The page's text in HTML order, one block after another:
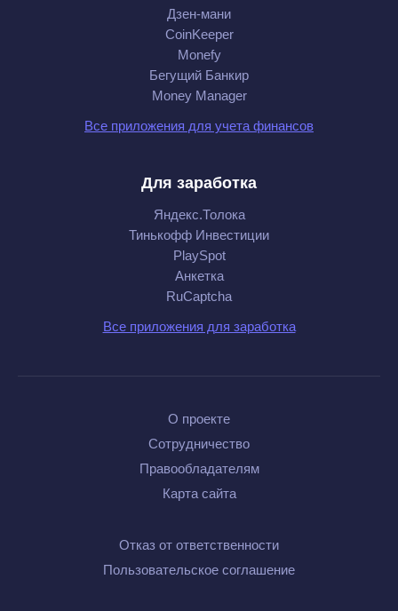
Дзен-мани
CoinKeeper
Monefy
Бегущий Банкир
Money Manager
Все приложения для учета финансов
Для заработка
Яндекс.Толока
Тинькофф Инвестиции
PlaySpot
Анкетка
RuCaptcha
Все приложения для заработка
О проекте
Сотрудничество
Правообладателям
Карта сайта
Отказ от ответственности
Пользовательское соглашение